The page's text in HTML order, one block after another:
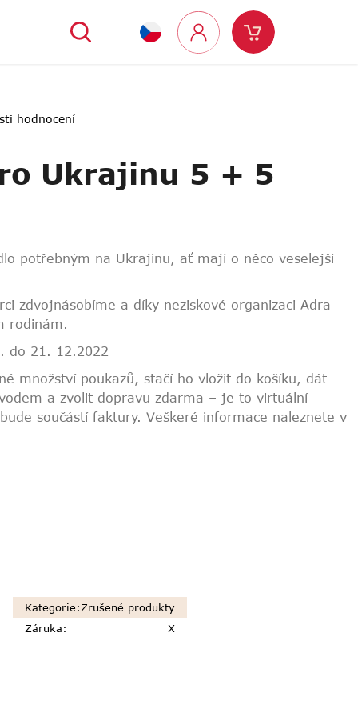
Hledat
Nákupní
hodnocení
Ukrajinu 5 + 5
potřebným na Ukrajinu, ať mají o něco veselejší
zdvojnásobíme a díky neziskové organizaci Adra
rodinám.
do 21. 12.2022
množství poukazů, stačí ho vložit do košíku, dát
a zvolit dopravu zdarma – je to virtuální
součástí faktury. Veškeré informace naleznete v
Kategorie:Zrušené produkty
Záruka: X